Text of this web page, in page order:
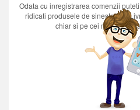
Odata cu inregistrarea comenzii
ridicati produsele de
chiar si pe cei mai